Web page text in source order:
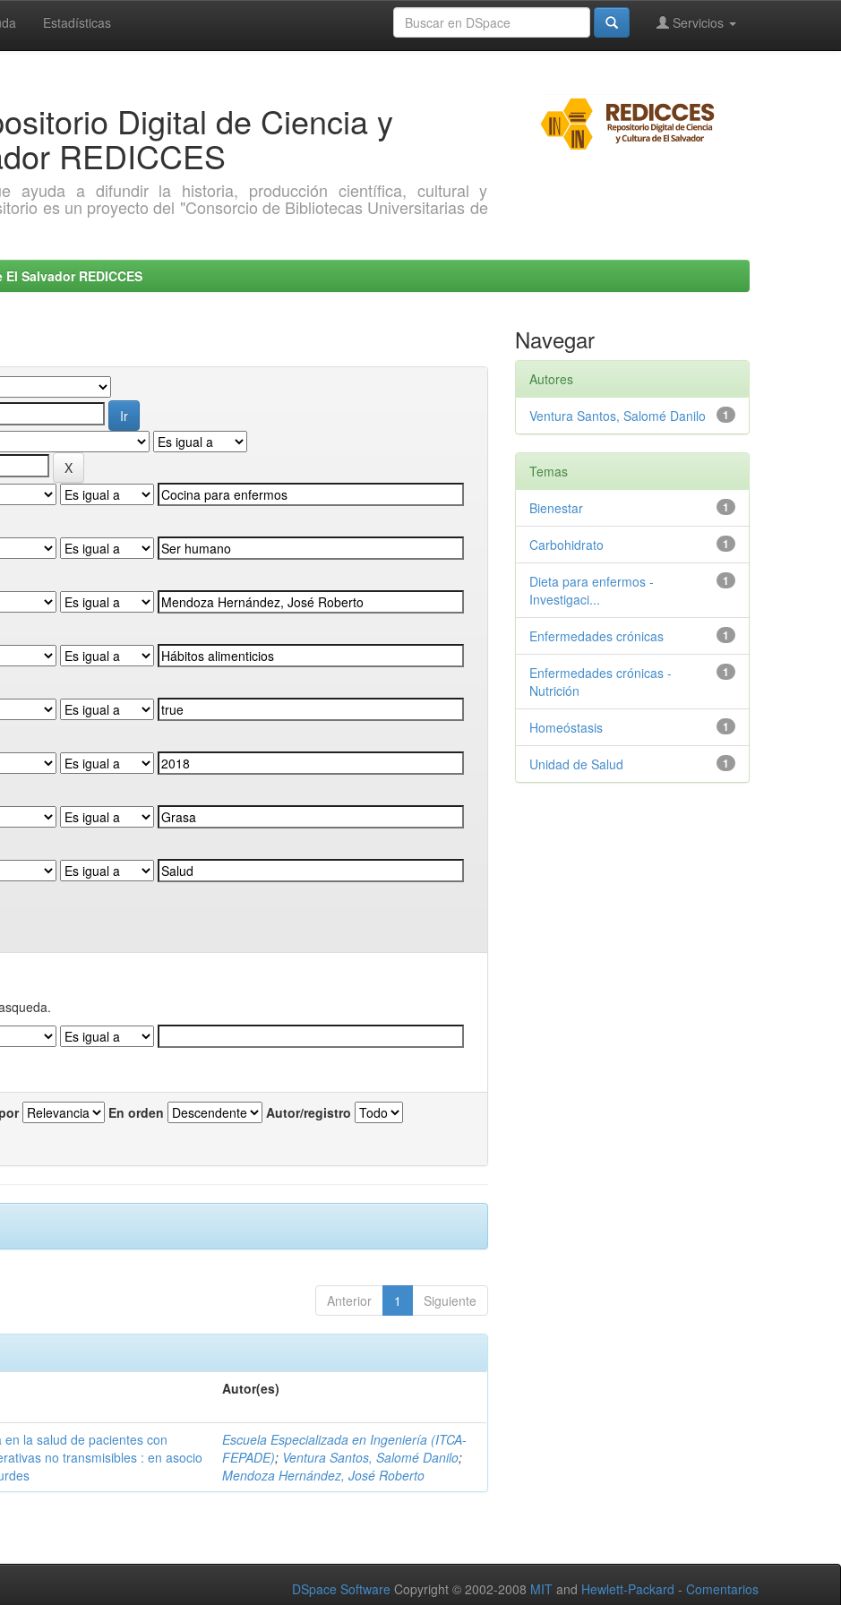
Estadísticas Servicios
Digital de Ciencia y
REDICCES
ayuda a difundir la historia, producción científica, cultural y
es un proyecto del "Consorcio de Bibliotecas Universitarias de
Salvador REDICCES
En orden Autor/registro
Anterior 1 Siguiente
Autor(es)
la salud de pacientes con
no transmisibles : en asocio
Escuela Especializada en Ingeniería (ITCA-
FEPADE); Ventura Santos, Salomé Danilo;
Mendoza Hernández, José Roberto
Navegar
Autores
1
Ventura Santos, Salomé Danilo
Temas
1
Bienestar
1
Carbohidrato
1
Dieta para enfermos -
Investigaci...
1
Enfermedades crónicas
1
Enfermedades crónicas -
Nutrición
1
Homeóstasis
1
Unidad de Salud
DSpace Software Copyright © 2002-2008 MIT and Hewlett-Packard - Comentarios